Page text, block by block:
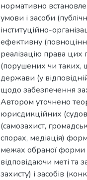
нормативно
умови і засоби
інституційно-
ефективну
реалізацію права цих
(порушених чи таких,
держави (у
щодо забезпечення
Автором уточнено
юрисдикційних
(самозахист,
спорах, медіація)
межах обраної форми
відповідаючи меті та
захисту) і засобів